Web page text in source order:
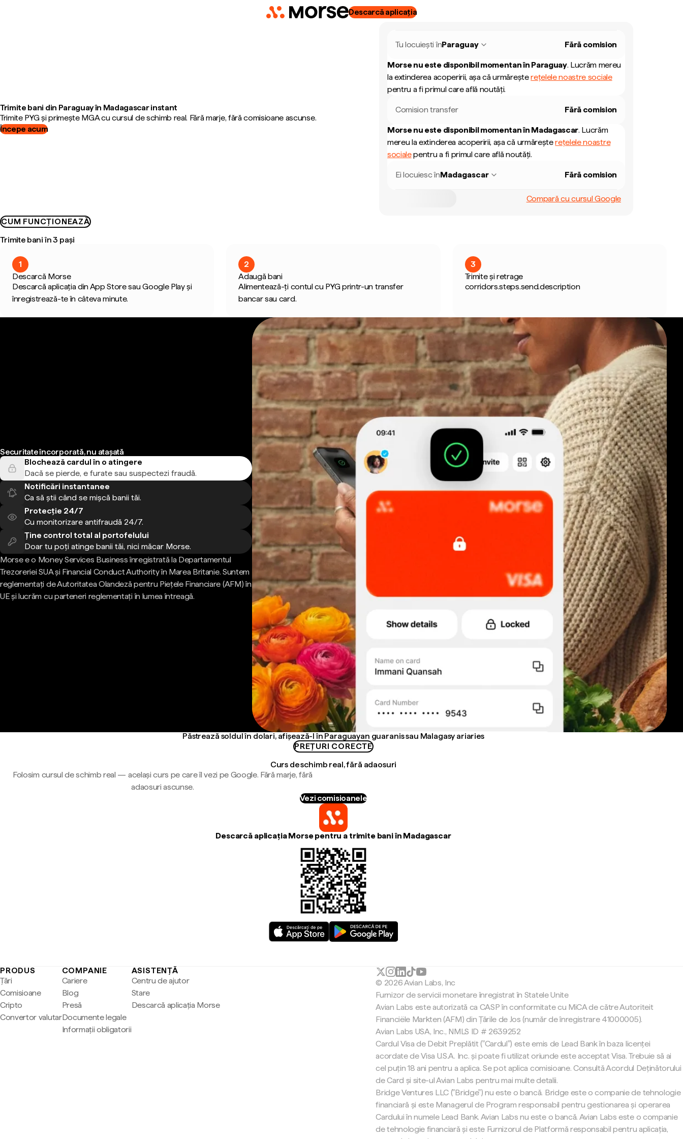
Descarcă aplicația
Trimite bani din Paraguay în Madagascar instant
Trimite PYG și primește MGA cu cursul de schimb real. Fără marje, fără comisioane ascunse.
Începe acum
Tu locuiești înParaguay Fără comision
Morse nu este disponibil momentan în Paraguay. Lucrăm mereu
la extinderea acoperirii, așa că urmăreșterețelele noastre sociale
pentru a fi primul care află noutăți.
Comision transfer Fără comision
Morse nu este disponibil momentan în Madagascar. Lucrăm
mereu la extinderea acoperirii, așa că urmăreșterețelele noastre
socialepentru a fi primul care află noutăți.
Ei locuiesc înMadagascar Fără comision
Compară cu cursul Google
CUM FUNCȚIONEAZĂ
Trimite bani în 3 pași
1
Descarcă Morse
Descarcă aplicația din App Store sau Google Play și
înregistrează-te în câteva minute.
2
Adaugă bani
Alimentează-ți contul cu PYG printr-un transfer
bancar sau card.
3
Trimite și retrage
corridors.steps.send.description
Securitate încorporată, nu atașată
Blochează cardul în o atingere
Dacă se pierde, e furate sau suspectezi fraudă.
Notificări instantanee
Ca să știi când se mișcă banii tăi.
Protecție 24/7
Cu monitorizare antifraudă 24/7.
Ține control total al portofelului
Doar tu poți atinge banii tăi, nici măcar Morse.
Morse e o Money Services Business înregistrată la Departamentul
Trezoreriei SUA și Financial Conduct Authority în Marea Britanie. Suntem
reglementați de Autoritatea Olandeză pentru Piețele Financiare (AFM) în
UE și lucrăm cu parteneri reglementați în lumea întreagă.
Păstrează soldul în dolari, afișează-l în Paraguayan guaranis sau Malagasy ariaries
PREȚURI CORECTE
Curs de schimb real, fără adaosuri
Folosim cursul de schimb real — același curs pe care îl vezi pe Google. Fără marje, fără
adaosuri ascunse.
Vezi comisioanele
Descarcă aplicația Morse pentru a trimite bani în Madagascar
PRODUS
Țări
Comisioane
Cripto
Convertor valutar
COMPANIE
Cariere
Blog
Presă
Documente legale
Informații obligatorii
ASISTENȚĂ
Centru de ajutor
Stare
Descarcă aplicația Morse
© 2026 Avian Labs, Inc
Furnizor de servicii monetare înregistrat în Statele Unite
Avian Labs este autorizată ca CASP în conformitate cu MiCA de către Autoriteit
Financiële Markten (AFM) din Țările de Jos (număr de înregistrare 41000005).
Avian Labs USA, Inc., NMLS ID # 2639252
Cardul Visa de Debit Preplătit ("Cardul") este emis de Lead Bank în baza licenței
acordate de Visa U.S.A. Inc. și poate fi utilizat oriunde este acceptat Visa. Trebuie să ai
cel puțin 18 ani pentru a aplica. Se pot aplica comisioane. Consultă Acordul Deținătorului
de Card și site-ul Avian Labs pentru mai multe detalii.
Bridge Ventures LLC ("Bridge") nu este o bancă. Bridge este o companie de tehnologie
financiară și este Managerul de Program responsabil pentru gestionarea și operarea
Cardului în numele Lead Bank. Avian Labs nu este o bancă. Avian Labs este o companie
de tehnologie financiară și este Furnizorul de Platformă responsabil pentru aplicația,